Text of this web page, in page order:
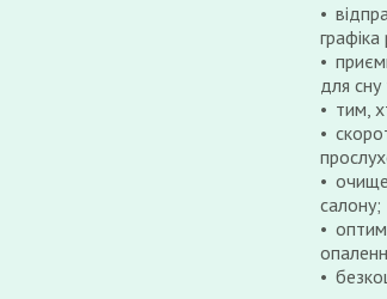
для сну
тим,
салону;